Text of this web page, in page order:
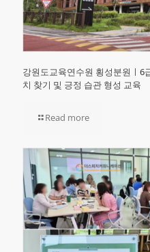
강원도교육연수원 횡성분원ㅣ6
치 찾기 및 긍정 습관 형성 교육
Read more